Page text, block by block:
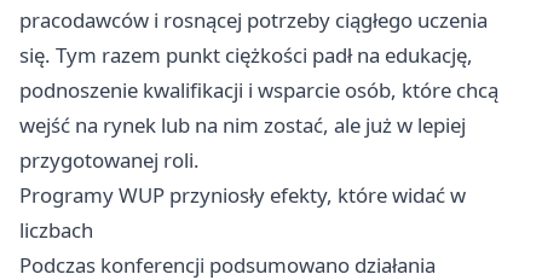
pracodawców i rosnącej potrzeby ciągłego uczenia
się. Tym razem punkt ciężkości padł na edukację,
podnoszenie kwalifikacji i wsparcie osób, które chcą
wejść na rynek lub na nim zostać, ale już w lepiej
przygotowanej roli.
Programy WUP przyniosły efekty, które widać w
liczbach
Podczas konferencji podsumowano działania